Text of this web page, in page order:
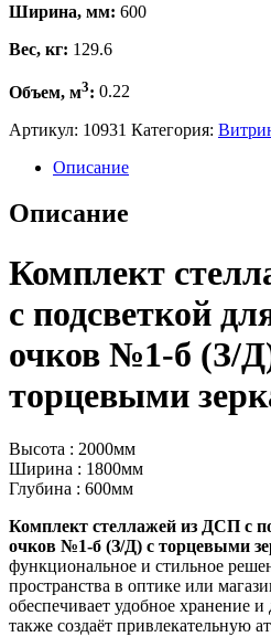
Ширина, мм: 600
Вес, кг: 129.6
Объем, м3: 0.22
Артикул: 10931 Категория:
Описание
Описание
Комплект
с подсветкой
очков №1-б (З/
торцевыми
Высота : 2000мм
Ширина : 1800мм
Глубина : 600мм
Комплект стеллажей из ДСП с
очков №1-б (З/Д) с торцевыми
функциональное и стильное
пространства в оптике или
обеспечивает удобное хранение
также создаёт привлекательную